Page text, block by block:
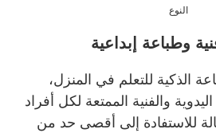
استلهم أروع الأفكار | نصائح حول التصوير الفوتوغرافي والطباعة وأدلة المشترين
النوع
وطباعة إبداعية
الذكية للتعلم في المنزل،
والفنية الممتعة لكل أفراد
للاستفادة إلى أقصى حد من